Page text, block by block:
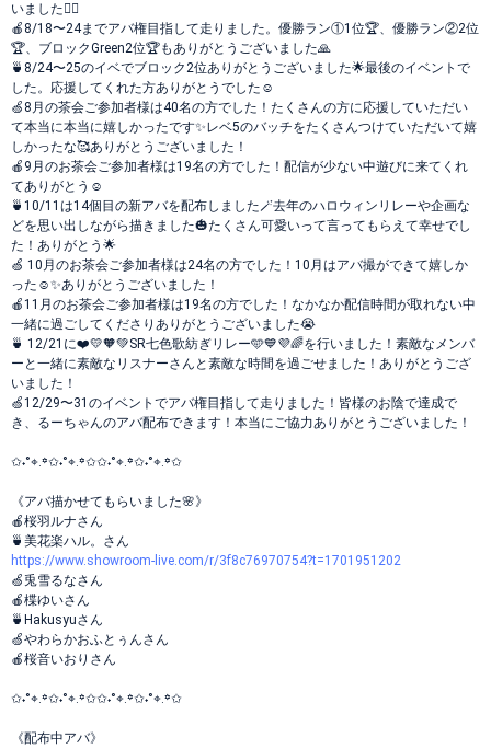
いました🙇‍♂️
🍎8/18〜24までアバ権目指して走りました。優勝ラン①1位🏆、優勝ラン②2位
🏆、ブロックGreen2位🏆もありがとうございました🙏
🍵8/24〜25のイベでブロック2位ありがとうございました🌟最後のイベントで
した。応援してくれた方ありがとうでした☺️
🍏8月の茶会ご参加者様は40名の方でした！たくさんの方に応援していただい
て本当に本当に嬉しかったです✨レベ5のバッチをたくさんつけていただいて嬉
しかったな🥰ありがとうございました！
🍎9月のお茶会ご参加者様は19名の方でした！配信が少ない中遊びに来てくれ
てありがとう☺️
🍵10/11は14個目の新アバを配布しました🪄去年のハロウィンリレーや企画な
どを思い出しながら描きました🎃たくさん可愛いって言ってもらえて幸せでし
た！ありがとう🌟
🍏 10月のお茶会ご参加者様は24名の方でした！10月はアバ撮ができて嬉しか
った☺️✨ありがとうございました！
🍎11月のお茶会ご参加者様は19名の方でした！なかなか配信時間が取れない中
一緒に過ごしてくださりありがとうございました😭
🍵 12/21に❤️💛🧡💚SR七色歌紡ぎリレー🩵💙💜🌈を行いました！素敵なメンバ
ーと一緒に素敵なリスナーさんと素敵な時間を過ごせました！ありがとうござ
いました！
🍏12/29〜31のイベントでアバ権目指して走りました！皆様のお陰で達成で
き、るーちゃんのアバ配布できます！本当にご協力ありがとうございました！
✩˖°⌖.꙳✩˖°⌖.꙳✩✩˖°⌖.꙳✩˖°⌖.꙳✩
《アバ描かせてもらいました🌸》
🍎桜羽ルナさん
🍵美花楽ハル。さん
https://www.showroom-live.com/r/3f8c76970754?t=1701951202
🍏兎雪るなさん
🍎楪ゆいさん
🍵Hakusyuさん
🍏やわらかおふとぅんさん
🍎桜音いおりさん
✩˖°⌖.꙳✩˖°⌖.꙳✩✩˖°⌖.꙳✩˖°⌖.꙳✩
《配布中アバ》